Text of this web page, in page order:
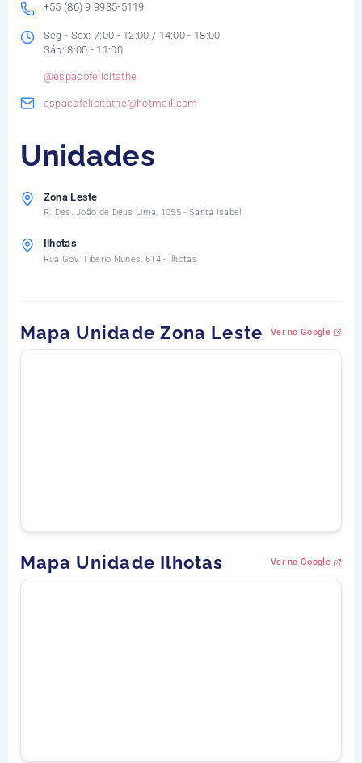
+55 (86) 9 9935-5119
Seg - Sex: 7:00 - 12:00 / 14:00 - 18:00
Sáb: 8:00 - 11:00
@espacofelicitathe
espacofelicitathe@hotmail.com
Unidades
Zona Leste
R. Des. João de Deus Lima, 1055 - Santa Isabel
Ilhotas
Rua Gov. Tiberio Nunes, 614 - Ilhotas
Mapa Unidade Zona Leste Ver no Google
Mapa Unidade Ilhotas Ver no Google